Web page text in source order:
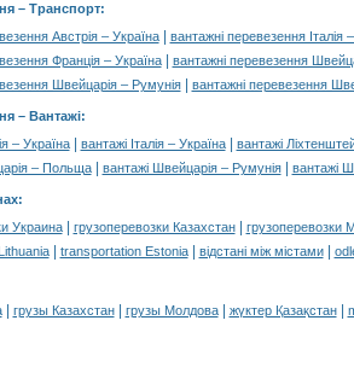
– Транспорт:
Австрія – Україна|
вантажні перевезення Італія
Франція – Україна|
вантажні перевезення
Швейцарія – Румунія| вантажні перевезення
– Вантажі:
– Україна| вантажі Італія – Україна|
вантажі
– Польща| вантажі Швейцарія – Румунія| вантажі
:
Украина| грузоперевозки Казахстан|
грузоперевозки
| transportation Estonia| відстані між містами|
| грузы Казахстан| грузы Молдова| жүктер Қазақстан|